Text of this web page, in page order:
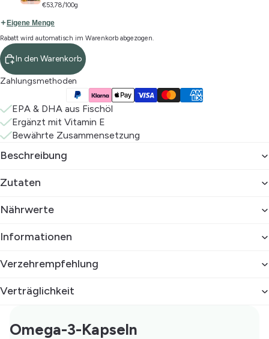
€53,78/100g
Eigene Menge
Rabatt wird automatisch im Warenkorb abgezogen.
In den Warenkorb
Zahlungsmethoden
EPA & DHA aus Fischöl
Ergänzt mit Vitamin E
Bewährte Zusammensetzung
Beschreibung
Zutaten
Nährwerte
Informationen
Verzehrempfehlung
Verträglichkeit
Omega-3-Kapseln